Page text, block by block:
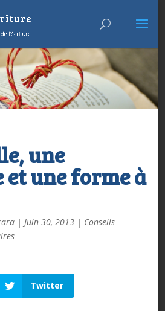
une
une forme à
| Juin 30, 2013| Conseils
Twitter